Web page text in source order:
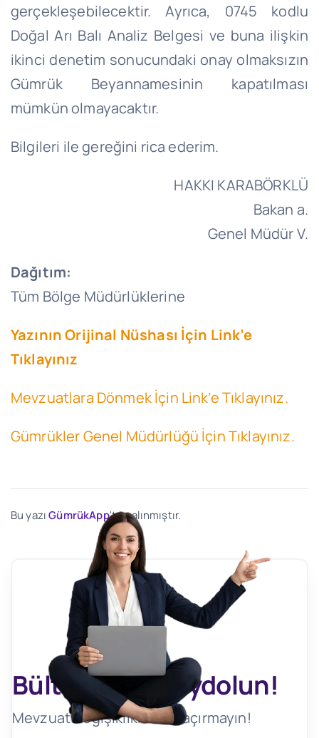
gerçekleşebilecektir. Ayrıca, 0745 kodlu
Doğal Arı Balı Analiz Belgesi ve buna ilişkin
ikinci denetim sonucundaki onay olmaksızın
Gümrük Beyannamesinin kapatılması
mümkün olmayacaktır.
Bilgileri ile gereğini rica ederim.
HAKKI KARABÖRKLÜ
Bakan a.
Genel Müdür V.
Dağıtım:
Tüm Bölge Müdürlüklerine
Yazının Orijinal Nüshası İçin Link’e
Tıklayınız
Mevzuatlara Dönmek İçin Link’e Tıklayınız.
Gümrükler Genel Müdürlüğü İçin Tıklayınız.
Bu yazıGümrükApp'ten alınmıştır.
Bültenimize Kaydolun!
Mevzuat Değişikliklerini Kaçırmayın!